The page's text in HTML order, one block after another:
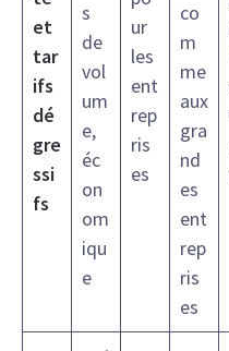
et
tar
ifs
dé
gre
ssi
fs
s
de
vol
um
e,
éc
on
om
iqu
e
ur
les
ent
rep
ris
es
co
m
me
aux
gra
nd
es
ent
rep
ris
es